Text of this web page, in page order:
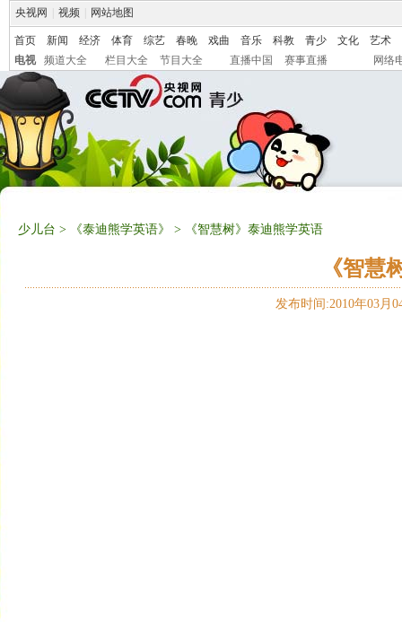
央视网 视频 网站地图
首页 新闻 经济 体育 综艺 春晚 戏曲 音乐 科教 青少 文化
艺术
电视
频道大全 栏目大全 节目大全 直播中国 赛事直播 网络
少儿台 > 《泰迪熊学英语》 > 《智慧树》泰迪熊学英语
《智慧
发布时间:2010年03月